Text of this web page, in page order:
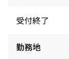
受付終了
勤務地